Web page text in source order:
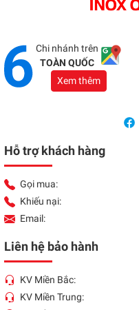
Địa chỉ: 1066 -
Chi nhánh trên
TOÀN QUỐC
Xem thêm
Hỗ trợ khách hàng
Gọi mua:
Khiếu nại:
Email:
Liên hệ bảo hành
KV Miền Bắc:
KV Miền Trung: